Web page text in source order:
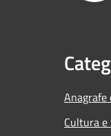
Cultura